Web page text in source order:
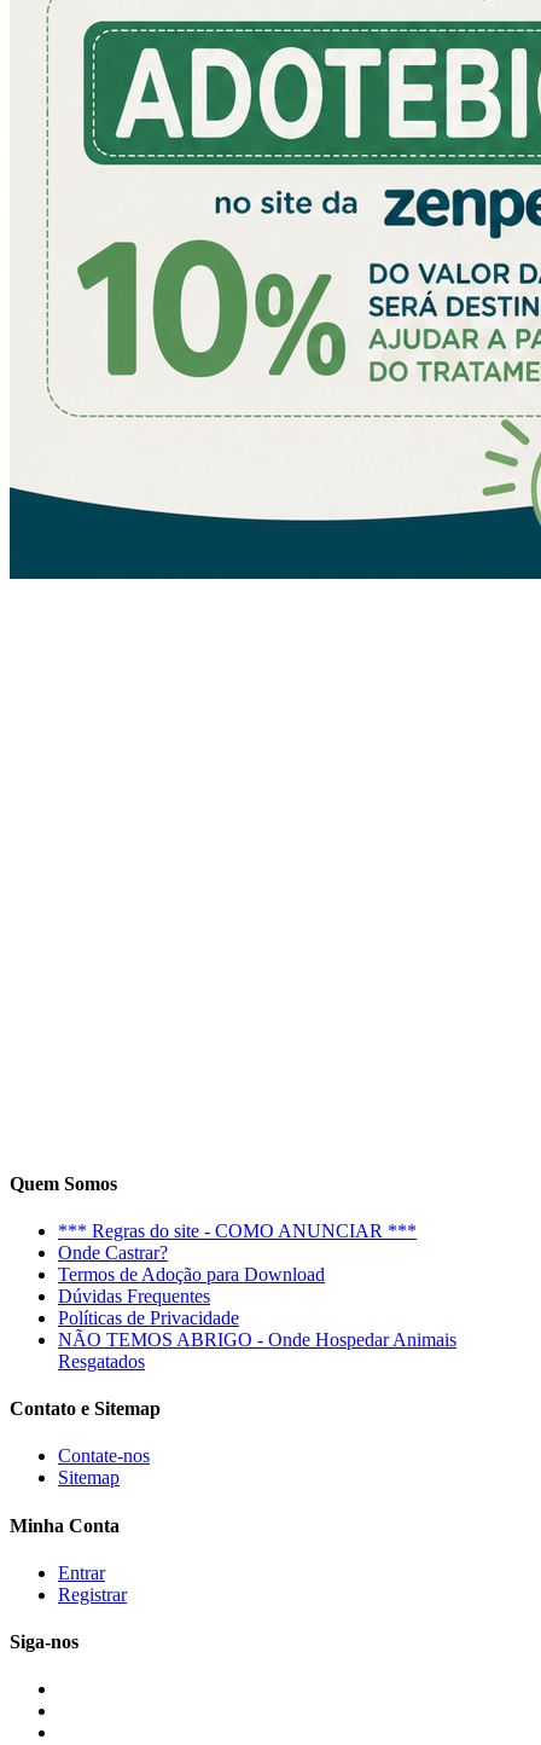
Quem Somos
*** Regras do site - COMO ANUNCIAR ***
Onde Castrar?
Termos de Adoção para Download
Dúvidas Frequentes
Políticas de Privacidade
NÃO TEMOS ABRIGO - Onde Hospedar Animais
Resgatados
Contato e Sitemap
Contate-nos
Sitemap
Minha Conta
Entrar
Registrar
Siga-nos